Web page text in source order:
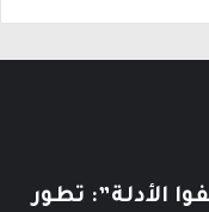
الأدلة”: تطور